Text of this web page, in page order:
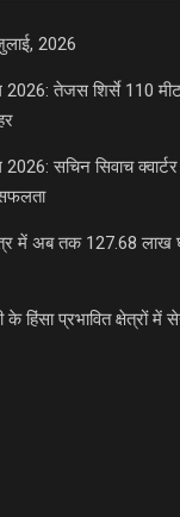
2026
तेजस शिर्से 110
सचिन सिवाच
में अब तक 127.68 लाख
हिंसा प्रभावित क्षेत्रों में